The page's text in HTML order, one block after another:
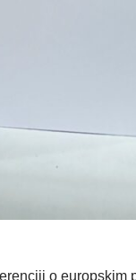
o europskim